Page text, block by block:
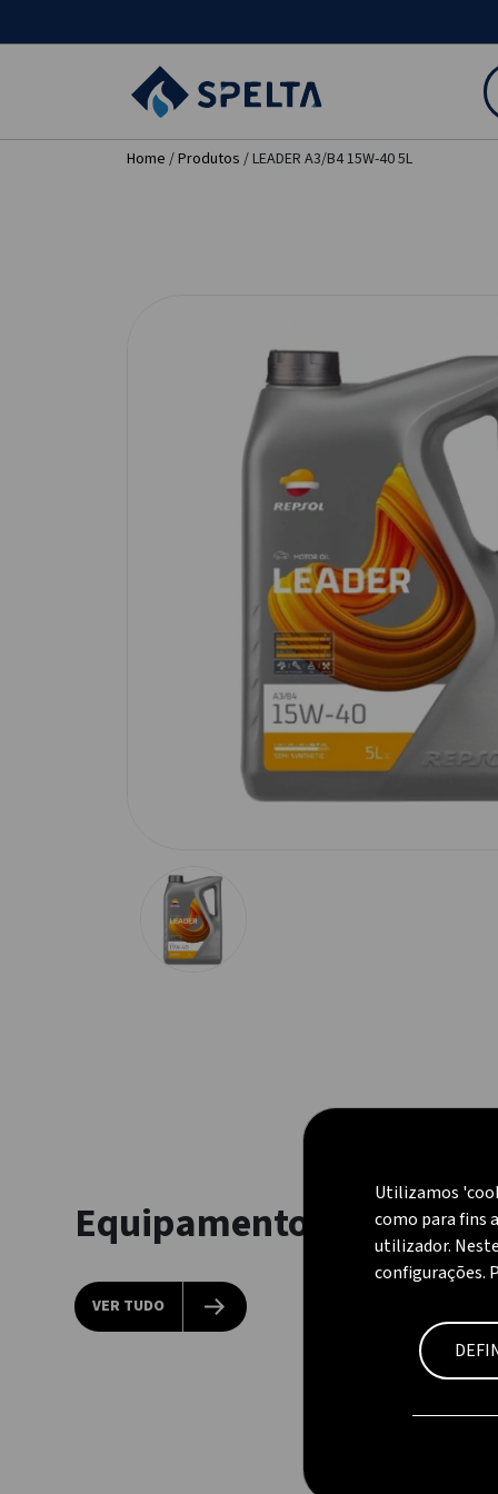
Home /Produtos / LEADER A3/B4 15W-40 5L
Equipamentos a gás
VER TUDO
Utilizamos
como para fins
utilizador.
configurações.